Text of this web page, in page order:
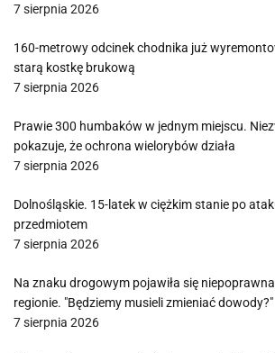
7 sierpnia 2026
160-metrowy odcinek chodnika już
starą kostkę brukową
7 sierpnia 2026
Prawie 300 humbaków w jednym miejscu.
pokazuje, że ochrona wielorybów działa
7 sierpnia 2026
Dolnośląskie. 15-latek w ciężkim stanie po
przedmiotem
7 sierpnia 2026
Na znaku drogowym pojawiła się
regionie. "Będziemy musieli zmieniać dowody?"
7 sierpnia 2026